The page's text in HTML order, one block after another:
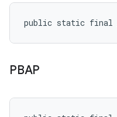
public static final
PBAP